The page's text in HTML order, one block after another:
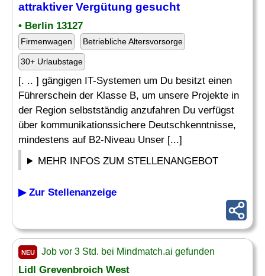
attraktiverVergütung gesucht
• Berlin 13127
Firmenwagen Betriebliche Altersvorsorge
30+ Urlaubstage
[. .. ] gängigen IT-Systemen um Du besitzt einen
Führerschein der Klasse B, um unsere Projekte in
der Region selbstständig anzufahren Du verfügst
über kommunikationssichere Deutschkenntnisse,
mindestens auf B2-Niveau Unser [...]
MEHR INFOS ZUM STELLENANGEBOT
▶ Zur Stellenanzeige
NEU Job vor 3 Std. bei Mindmatch.ai gefunden
Lidl Grevenbroich West